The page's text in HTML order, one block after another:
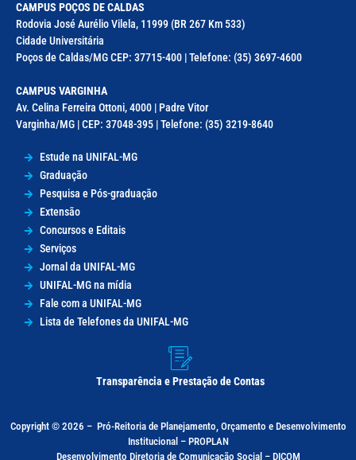
CAMPUS POÇOS DE CALDAS
Rodovia José Aurélio Vilela, 11999 (BR 267 Km 533)
Cidade Universitária
Poços de Caldas/MG CEP: 37715-400 | Telefone: (35) 3697-4600
CAMPUS VARGINHA
Av. Celina Ferreira Ottoni, 4000 | Padre Vitor
Varginha/MG | CEP: 37048-395 | Telefone: (35) 3219-8640
Estude na UNIFAL-MG
Graduação
Pesquisa e Pós-graduação
Extensão
Concursos e Editais
Serviços
Jornal da UNIFAL-MG
UNIFAL-MG na mídia
Fale com a UNIFAL-MG
Lista de Telefones da UNIFAL-MG
Transparência e Prestação de Contas
Copyright © 2026 – Pró-Reitoria de Planejamento, Orçamento e Desenvolvimento
Institucional – PROPLAN
Desenvolvimento Diretoria de Comunicação Social – DICOM